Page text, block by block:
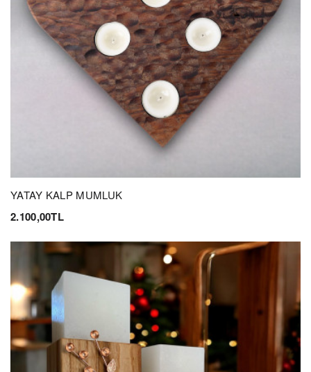
YATAY KALP MUMLUK
2.100,00TL